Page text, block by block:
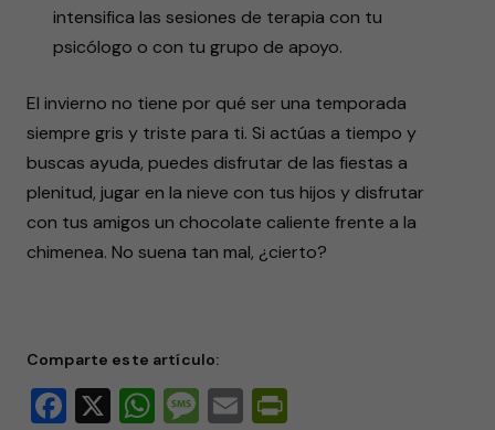
intensifica las sesiones de terapia con tu
psicólogo o con tu grupo de apoyo.
El invierno no tiene por qué ser una temporada
siempre gris y triste para ti. Si actúas a tiempo y
buscas ayuda, puedes disfrutar de las fiestas a
plenitud, jugar en la nieve con tus hijos y disfrutar
con tus amigos un chocolate caliente frente a la
chimenea. No suena tan mal, ¿cierto?
Comparte este artículo:
Facebook
X WhatsApp
Message
Email